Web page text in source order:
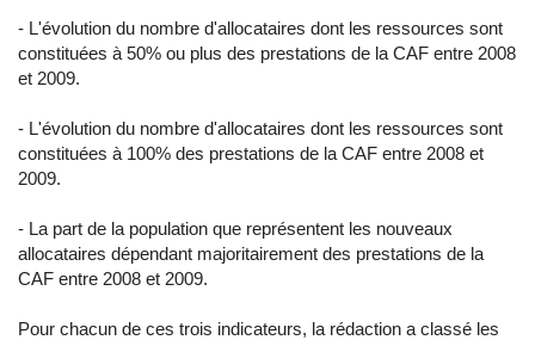
- L'évolution du nombre d'allocataires dont les ressources sont
constituées à 50% ou plus des prestations de la CAF entre 2008
et 2009.
- L'évolution du nombre d'allocataires dont les ressources sont
constituées à 100% des prestations de la CAF entre 2008 et
2009.
- La part de la population que représentent les nouveaux
allocataires dépendant majoritairement des prestations de la
CAF entre 2008 et 2009.
Pour chacun de ces trois indicateurs, la rédaction a classé les